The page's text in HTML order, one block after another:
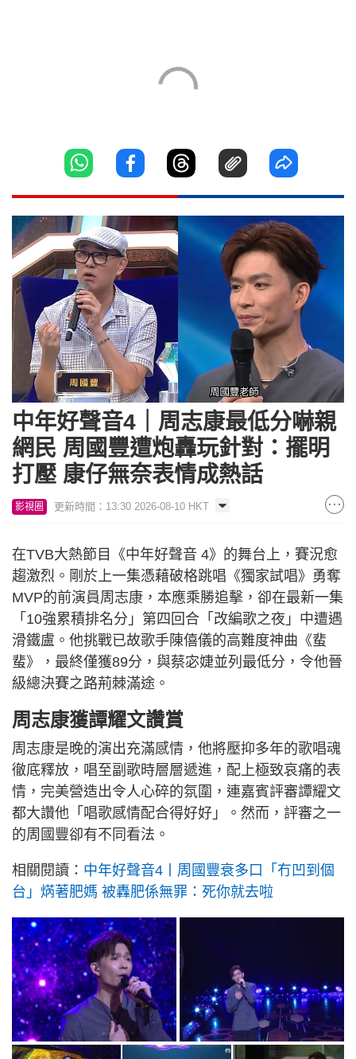
中年好聲音4｜周志康最低分嚇親
網民 周國豐遭炮轟玩針對：擺明
打壓 康仔無奈表情成熱話
影視圈 更新時間：13:30 2026-08-10 HKT
在TVB大熱節目《中年好聲音 4》的舞台上，賽況愈
趨激烈。剛於上一集憑藉破格跳唱《獨家試唱》勇奪
MVP的前演員周志康，本應乘勝追擊，卻在最新一集
「10強累積排名分」第四回合「改編歌之夜」中遭遇
滑鐵盧。他挑戰已故歌手陳僖儀的高難度神曲《蜚
蜚》，最終僅獲89分，與蔡宓婕並列最低分，令他晉
級總決賽之路荊棘滿途。
周志康獲譚耀文讚賞
周志康是晚的演出充滿感情，他將壓抑多年的歌唱魂
徹底釋放，唱至副歌時層層遞進，配上極致哀痛的表
情，完美營造出令人心碎的氛圍，連嘉賓評審譚耀文
都大讚他「唱歌感情配合得好好」。然而，評審之一
的周國豐卻有不同看法。
相關閱讀： 中年好聲音4丨周國豐衰多口「冇凹到個
台」焫著肥媽 被轟肥係無罪：死你就去啦